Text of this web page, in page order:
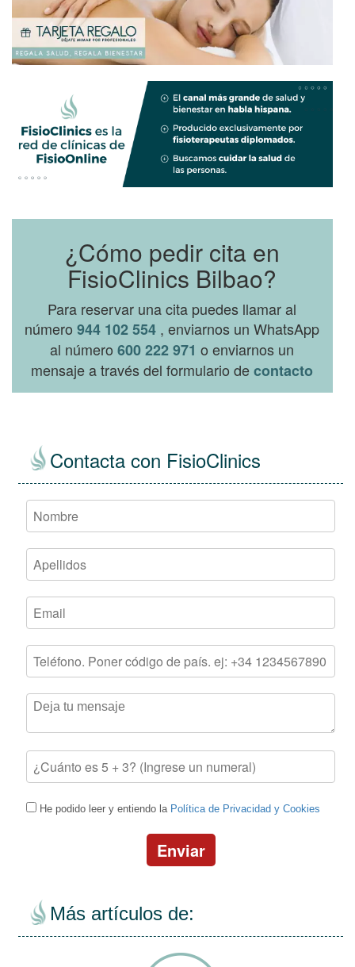
¿Cómo pedir cita en
FisioClinics Bilbao?
Para reservar una cita puedes llamar al
número944 102 554 , enviarnos un WhatsApp
al número600 222 971 o enviarnos un
mensaje a través del formulario decontacto
Contacta con FisioClinics
He podido leer y entiendo la Política de Privacidad y Cookies
Enviar
Más artículos de: